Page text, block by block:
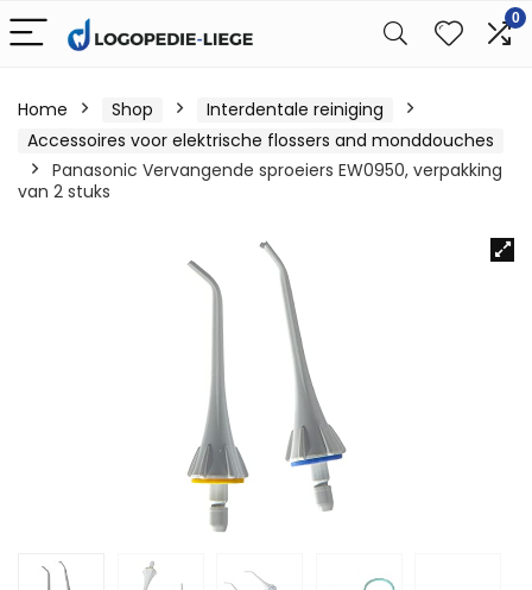
0
Home Shop
Interdentale reiniging
Accessoires voor elektrische flossers and monddouches
Panasonic Vervangende sproeiers EW0950, verpakking
van 2 stuks